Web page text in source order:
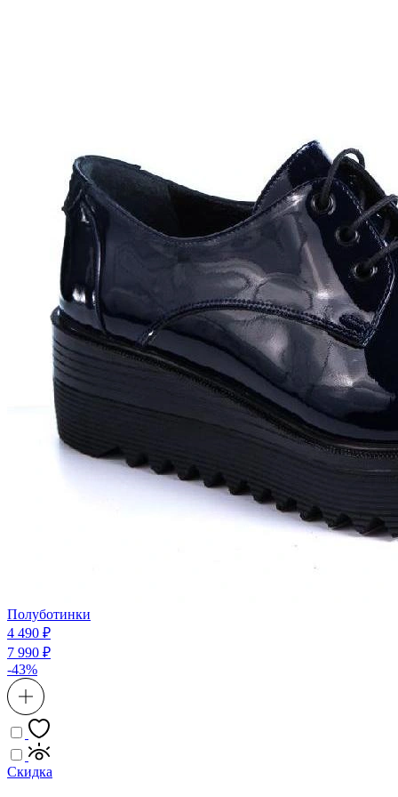
Полуботинки
4 490 ₽
7 990 ₽
-43%
Скидка